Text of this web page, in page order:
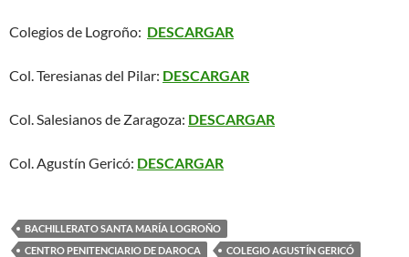
Colegios de Logroño: DESCARGAR
Col. Teresianas del Pilar: DESCARGAR
Col. Salesianos de Zaragoza: DESCARGAR
Col. Agustín Gericó: DESCARGAR
BACHILLERATO SANTA MARÍA LOGROÑO
CENTRO PENITENCIARIO DE DAROCA
COLEGIO AGUSTÍN GERICÓ